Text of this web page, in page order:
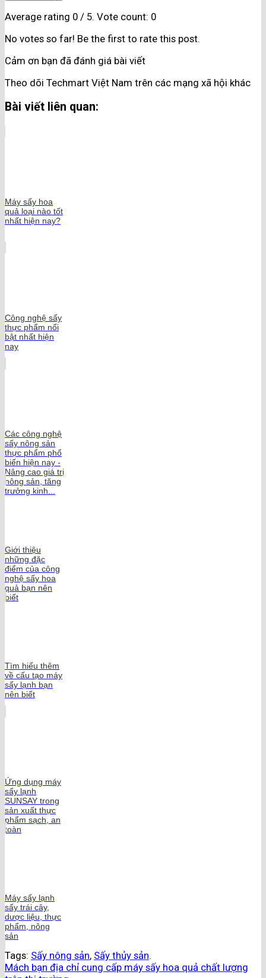
Average rating 0 / 5. Vote count: 0
No votes so far! Be the first to rate this post.
Cảm ơn bạn đã đánh giá bài viết
Theo dõi Techmart Việt Nam trên các mạng xã hội khác
Bài viết liên quan:
Máy sấy hoa
quả loại nào tốt
nhất hiện nay?
Công nghệ sấy
thực phẩm nổi
bật nhất hiện
nay
Các công nghệ
sấy nông sản
thực phẩm phổ
biến hiện nay -
Nâng cao giá trị
nông sản, tăng
trưởng kinh...
Giới thiệu
những đặc
điểm của công
nghệ sấy hoa
quả bạn nên
biết
Tìm hiểu thêm
về cấu tạo máy
sấy lạnh bạn
nên biết
Ứng dụng máy
sấy lạnh
SUNSAY trong
sản xuất thực
phẩm sạch, an
toàn
Máy sấy lạnh
sấy trái cây,
dược liệu, thực
phẩm, nông
sản
Tags: Sấy nông sản, Sấy thủy sản.
Mách bạn địa chỉ cung cấp máy sấy hoa quả chất lượng